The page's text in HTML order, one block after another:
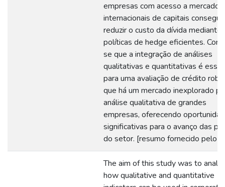
empresas com acesso a mercados
internacionais de capitais
reduzir o custo da dívida mediante
políticas de hedge eficientes.
se que a integração de análises
qualitativas e quantitativas é
para uma avaliação de crédito
que há um mercado inexplorado
análise qualitativa de grandes
empresas, oferecendo
significativas para o avanço das
do setor. [resumo fornecido pelo
The aim of this study was to
how qualitative and quantitative